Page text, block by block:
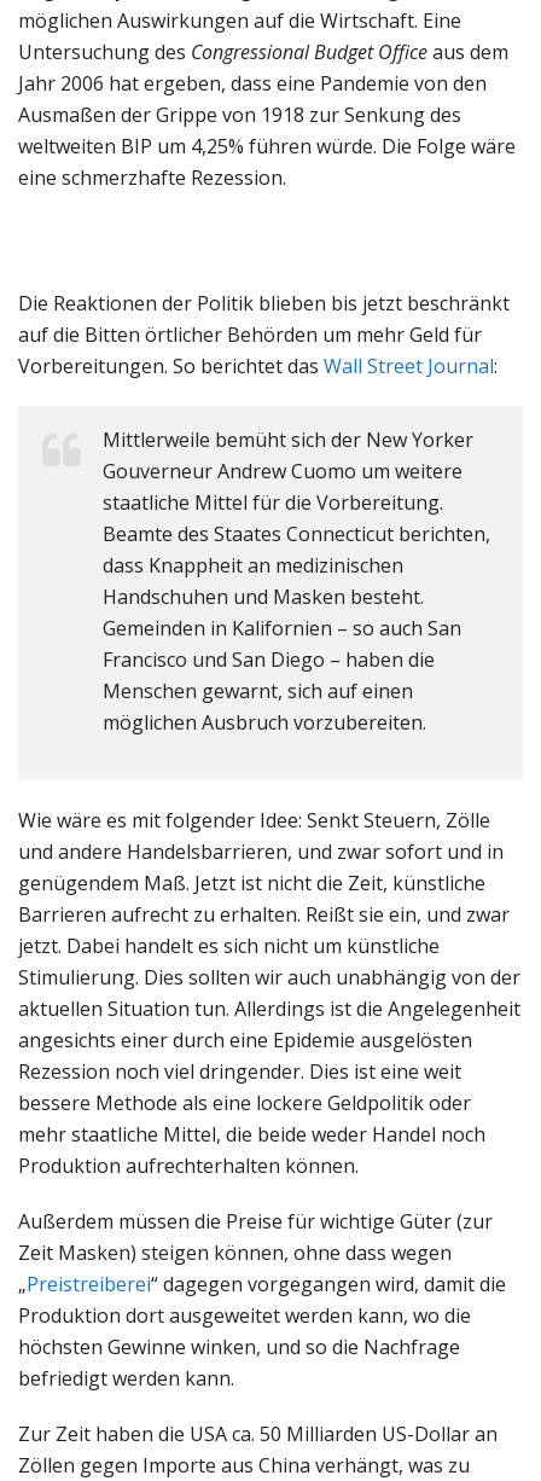
möglichen Auswirkungen auf die Wirtschaft. Eine
Untersuchung des Congressional Budget Officeaus dem
Jahr 2006 hat ergeben, dass eine Pandemie von den
Ausmaßen der Grippe von 1918 zur Senkung des
weltweiten BIP um 4,25% führen würde. Die Folge wäre
eine schmerzhafte Rezession.
Die Reaktionen der Politik blieben bis jetzt beschränkt
auf die Bitten örtlicher Behörden um mehr Geld für
Vorbereitungen. So berichtet das Wall Street Journal:
Mittlerweile bemüht sich der New Yorker
Gouverneur Andrew Cuomo um weitere
staatliche Mittel für die Vorbereitung.
Beamte des Staates Connecticut berichten,
dass Knappheit an medizinischen
Handschuhen und Masken besteht.
Gemeinden in Kalifornien – so auch San
Francisco und San Diego – haben die
Menschen gewarnt, sich auf einen
möglichen Ausbruch vorzubereiten.
Wie wäre es mit folgender Idee: Senkt Steuern, Zölle
und andere Handelsbarrieren, und zwar sofort und in
genügendem Maß. Jetzt ist nicht die Zeit, künstliche
Barrieren aufrecht zu erhalten. Reißt sie ein, und zwar
jetzt. Dabei handelt es sich nicht um künstliche
Stimulierung. Dies sollten wir auch unabhängig von der
aktuellen Situation tun. Allerdings ist die Angelegenheit
angesichts einer durch eine Epidemie ausgelösten
Rezession noch viel dringender. Dies ist eine weit
bessere Methode als eine lockere Geldpolitik oder
mehr staatliche Mittel, die beide weder Handel noch
Produktion aufrechterhalten können.
Außerdem müssen die Preise für wichtige Güter (zur
Zeit Masken) steigen können, ohne dass wegen
„Preistreiberei“ dagegen vorgegangen wird, damit die
Produktion dort ausgeweitet werden kann, wo die
höchsten Gewinne winken, und so die Nachfrage
befriedigt werden kann.
Zur Zeit haben die USA ca. 50 Milliarden US-Dollar an
Zöllen gegen Importe aus China verhängt, was zu